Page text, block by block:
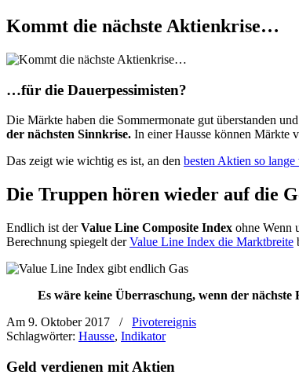
Kommt die nächste Aktienkrise…
…für die Dauerpessimisten?
Die Märkte haben die Sommermonate gut überstanden
der nächsten Sinnkrise. In einer Hausse können Märkte
Das zeigt wie wichtig es ist, an den besten Aktien so
Die Truppen hören wieder auf die
Endlich ist derValue Line Composite Index ohne Wenn
Berechnung spiegelt derValue Line Index die Marktbreite
Es wäre keine Überraschung, wenn der
Am 9. Oktober 2017
/
Pivotereignis
Schlagwörter: Hausse, Indikator
Geld verdienen mit Aktien